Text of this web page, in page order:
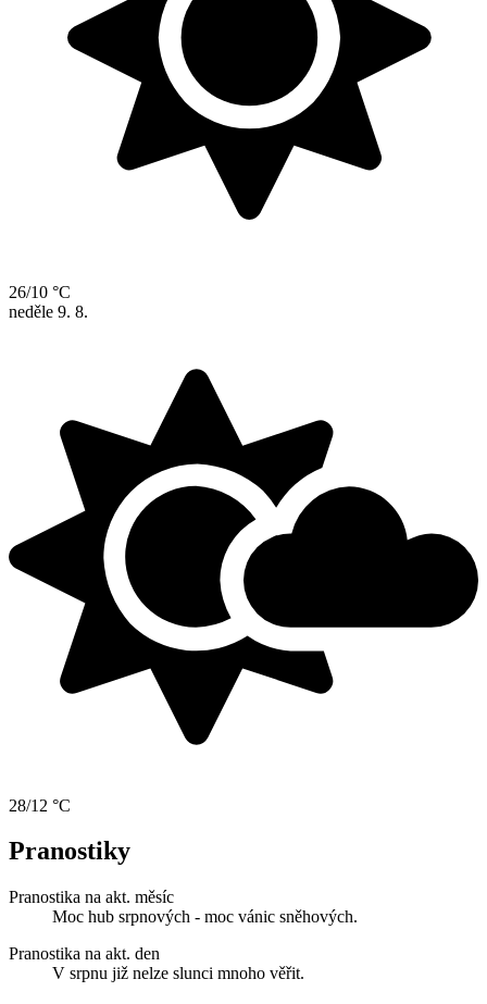
26/10 °C
neděle 9. 8.
28/12 °C
Pranostiky
Pranostika na akt. měsíc
Moc hub srpnových - moc vánic sněhových.
Pranostika na akt. den
V srpnu již nelze slunci mnoho věřit.